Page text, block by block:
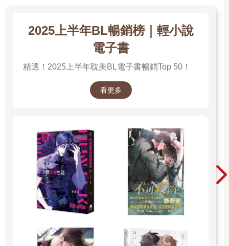
2025上半年BL暢銷榜｜輕小說
電子書
精選！2025上半年耽美BL電子書暢銷Top 50！
看更多